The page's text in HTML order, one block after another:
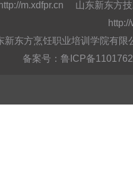
http://m.xdfpr.cn 山东新东方技
新东方烹饪职业培训学院有
备案号： 鲁ICP备